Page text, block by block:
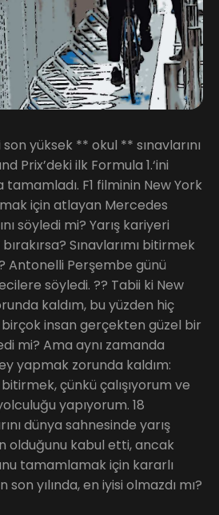
yüksek ** okul ** sınavlarını
Prix’deki ilk Formula 1.‘ini
F1 filminin New York
için atlayan Mercedes
söyledi mi? Yarış kariyeri
Sınavlarımı bitirmek
Antonelli Perşembe günü
söyledi. ?? Tabii ki New
kaldım, bu yüzden hiç
insan gerçekten güzel bir
mi? Ama aynı zamanda
yapmak zorunda kaldım:
çünkü çalışıyorum ve
yapıyorum. 18
dünya sahnesinde yarış
olduğunu kabul etti, ancak
tamamlamak için kararlı
son yılında, en iyisi olmazdı mı?